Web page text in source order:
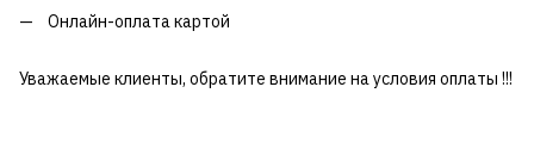
Онлайн-оплата картой
Уважаемые клиенты, обратите внимание на условия оплаты !!!